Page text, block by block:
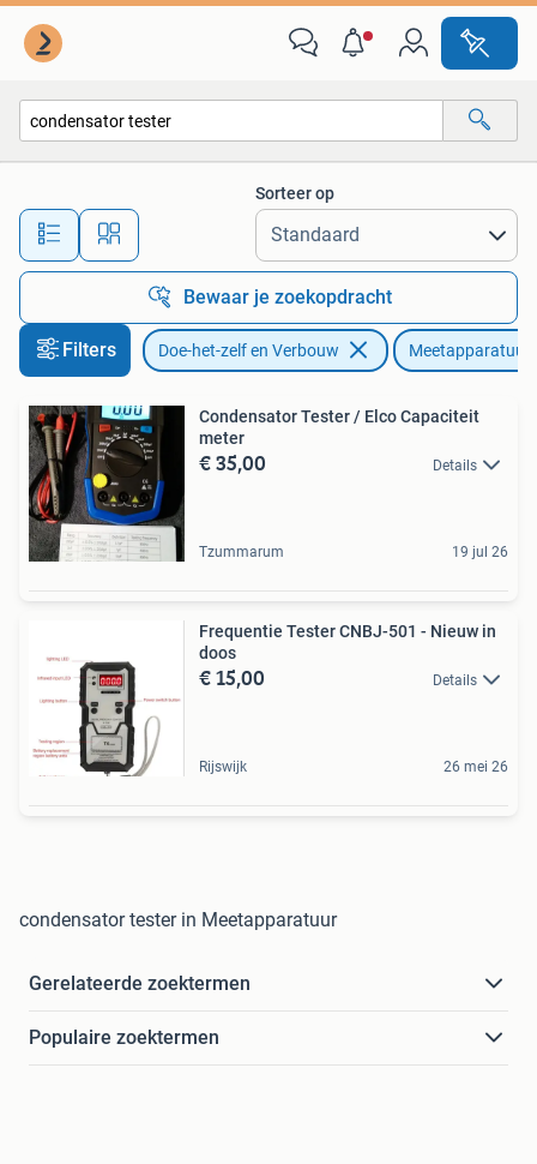
Alle afstanden…
Sorteer op
Bewaar je zoekopdracht
Filters Doe-het-zelf en Verbouw Meetapparatuur
Condensator Tester / Elco Capaciteit
meter
€ 35,00 Details
Tzummarum 19 jul 26
Frequentie Tester CNBJ-501 - Nieuw in
doos
€ 15,00 Details
Rijswijk 26 mei 26
condensator tester in Meetapparatuur
Gerelateerde zoektermen
Populaire zoektermen